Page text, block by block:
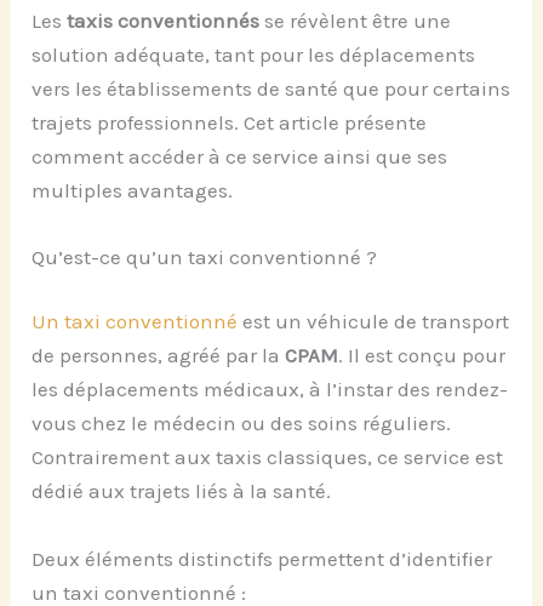
Lestaxis conventionnés se révèlent être une
solution adéquate, tant pour les déplacements
vers les établissements de santé que pour certains
trajets professionnels. Cet article présente
comment accéder à ce service ainsi que ses
multiples avantages.
Qu’est-ce qu’un taxi conventionné ?
Un taxi conventionné est un véhicule de transport
de personnes, agréé par laCPAM. Il est conçu pour
les déplacements médicaux, à l’instar des rendez-
vous chez le médecin ou des soins réguliers.
Contrairement aux taxis classiques, ce service est
dédié aux trajets liés à la santé.
Deux éléments distinctifs permettent d’identifier
un taxi conventionné :